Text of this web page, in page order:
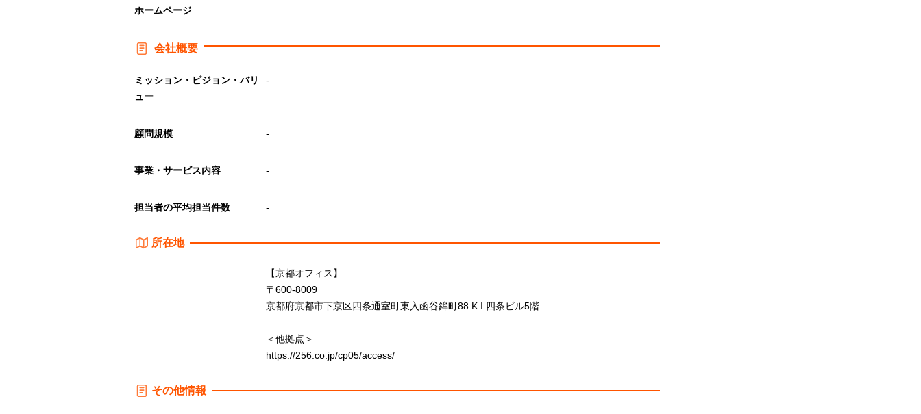
ホームページ
会社概要
ミッション・ビジョン・バリ
ュー
-
顧問規模 -
事業・サービス内容 -
担当者の平均担当件数 -
所在地
【京都オフィス】
〒600-8009
京都府京都市下京区四条通室町東入函谷鉾町88 K.I.四条ビル5階
＜他拠点＞
https://256.co.jp/cp05/access/
その他情報